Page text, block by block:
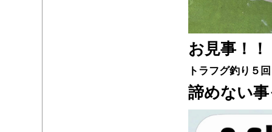
お見事！！
トラフグ釣り５
諦めない